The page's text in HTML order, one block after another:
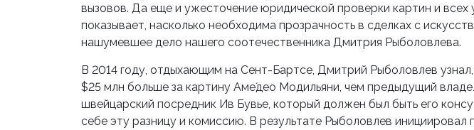
вызовов. Да еще и ужесточение юридической проверки картин и всех
показывает, насколько необходима прозрачность в сделках с
нашумевшее дело нашего соотечественника Дмитрия Рыболовлева.
В 2014 году, отдыхающим на Сент-Бартсе, Дмитрий Рыболовлев узнал,
$25 млн больше за картину Аме́део Модильяни, чем предыдущий
швейцарский посредник Ив Бувье, который должен был быть его
себе эту разницу и комиссию. В результате Рыболовлев